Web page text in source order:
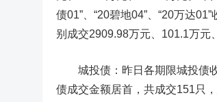
债01”、“20碧地04”、“20万达
别成交2909.98万元、101.1万元
城投债 ：昨日各期限城投
债成交金额居首，共成交151只